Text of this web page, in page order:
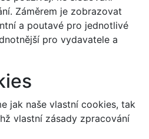
Záměrem je zobrazovat
a poutavé pro jednotlivé
pro vydavatele a
jak naše vlastní cookies, tak
vlastní zásady zpracování